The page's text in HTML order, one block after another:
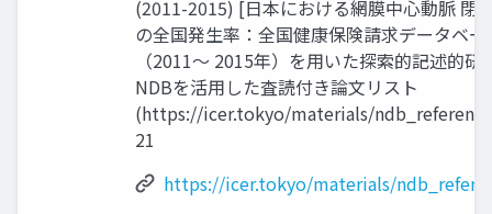
(2011-2015) [日本における網膜中心動脈 閉
の全国発生率：全国健康保険請求データベー
（2011～ 2015年）を用いた探索的記述的研
NDBを活用した査読付き論文リスト
(https://icer.tokyo/materials/
21
https://icer.tokyo/materials/